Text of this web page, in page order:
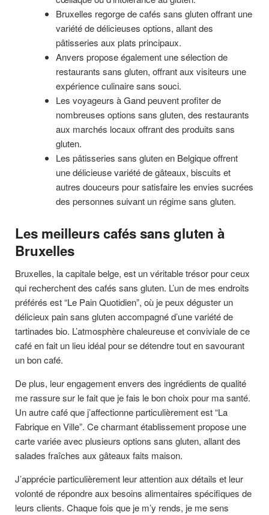
Bruxelles regorge de cafés sans gluten offrant une
variété de délicieuses options, allant des
pâtisseries aux plats principaux.
Anvers propose également une sélection de
restaurants sans gluten, offrant aux visiteurs une
expérience culinaire sans souci.
Les voyageurs à Gand peuvent profiter de
nombreuses options sans gluten, des restaurants
aux marchés locaux offrant des produits sans
gluten.
Les pâtisseries sans gluten en Belgique offrent
une délicieuse variété de gâteaux, biscuits et
autres douceurs pour satisfaire les envies sucrées
des personnes suivant un régime sans gluten.
Les meilleurs cafés sans gluten à
Bruxelles
Bruxelles, la capitale belge, est un véritable trésor pour ceux
qui recherchent des cafés sans gluten. L’un de mes endroits
préférés est “Le Pain Quotidien”, où je peux déguster un
délicieux pain sans gluten accompagné d’une variété de
tartinades bio. L’atmosphère chaleureuse et conviviale de ce
café en fait un lieu idéal pour se détendre tout en savourant
un bon café.
De plus, leur engagement envers des ingrédients de qualité
me rassure sur le fait que je fais le bon choix pour ma santé.
Un autre café que j’affectionne particulièrement est “La
Fabrique en Ville”. Ce charmant établissement propose une
carte variée avec plusieurs options sans gluten, allant des
salades fraîches aux gâteaux faits maison.
J’apprécie particulièrement leur attention aux détails et leur
volonté de répondre aux besoins alimentaires spécifiques de
leurs clients. Chaque fois que je m’y rends, je me sens